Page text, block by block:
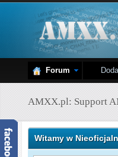
Forum
AMXX.pl: Support
Witamy w